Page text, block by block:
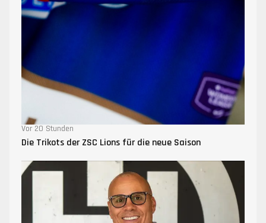
Vor 20 Stunden
Die Trikots der ZSC Lions für die neue Saison